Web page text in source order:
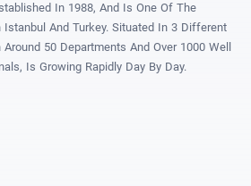
In 1988, And Is One Of The
And Turkey. Situated In 3 Different
50 Departments And Over 1000 Well
Is Growing Rapidly Day By Day.